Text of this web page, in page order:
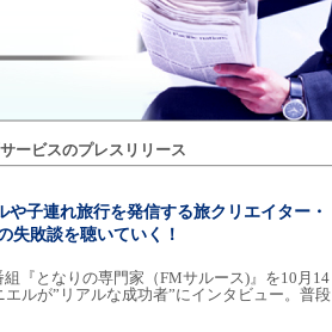
ービスのプレスリリース
や子連れ旅行を発信する旅クリエイター・
失敗談を聴いていく！
『となりの専門家（FMサルース)』を10月14
ルが”リアルな成功者”にインタビュー。普段